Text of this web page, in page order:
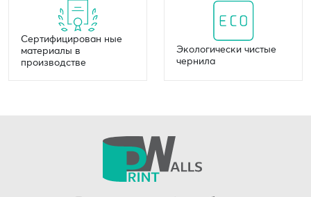
Сертифицирован ные
материалы в
производстве
Экологически чистые
чернила